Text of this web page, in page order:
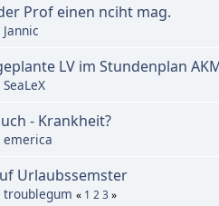
Prof einen nciht mag.
Jannic
LV im Stundenplan
SeaLeX
- Krankheit?
emerica
Urlaubssemster
troublegum « 1 2 3 »